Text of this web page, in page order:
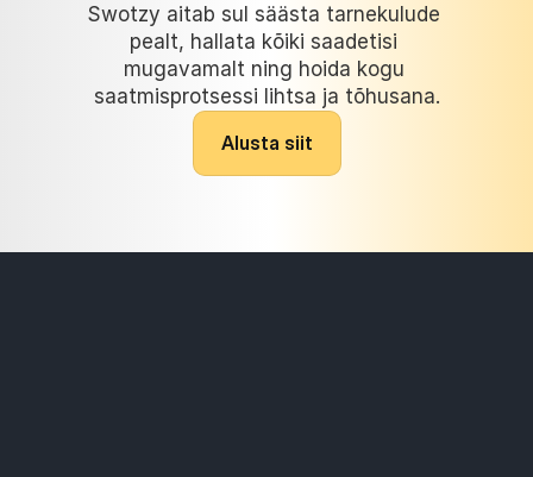
Swotzy aitab sul säästa tarnekulude
pealt, hallata kõiki saadetisi
mugavamalt ning hoida kogu
saatmisprotsessi lihtsa ja tõhusana.
Alusta siit